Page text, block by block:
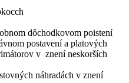
dôchodkovom poistení
postavení a platových
v znení neskorších
náhradách v znení